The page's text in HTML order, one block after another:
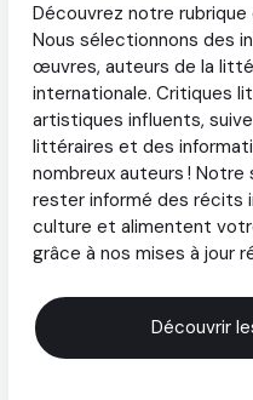
Découvrez notre
Nous sélectionnons des
œuvres, auteurs de la
internationale. Critiques
artistiques influents,
littéraires et des
nombreux auteurs !
rester informé des récits
culture et alimentent
grâce à nos mises à jour
Découvrir